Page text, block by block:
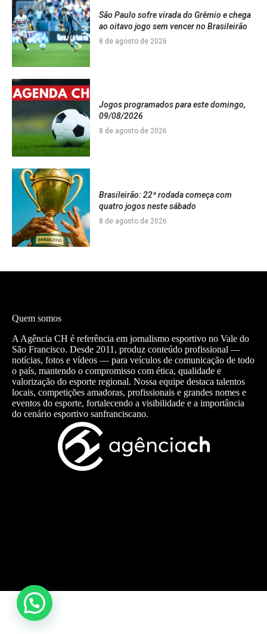
São Paulo sofre virada do Grêmio e chega
ao oitavo jogo sem vencer no Brasileirão
8 de agosto de 2026
Jogos programados para este domingo,
09/08/2026
8 de agosto de 2026
Brasileirão: 22ª rodada começa com
quatro jogos neste sábado
8 de agosto de 2026
Quem somos
A Agência CH é referência em jornalismo esportivo no Vale do
São Francisco. Desde 2011, produz conteúdo profissional —
notícias, fotos e vídeos — para veículos de comunicação de todo
o país, mantendo o compromisso com ética, qualidade e
valorização do esporte regional. Nossa equipe destaca talentos
locais, competições amadoras, profissionais e grandes nomes e
eventos do esporte, fortalecendo a visibilidade e a importância
do cenário esportivo sanfranciscano.